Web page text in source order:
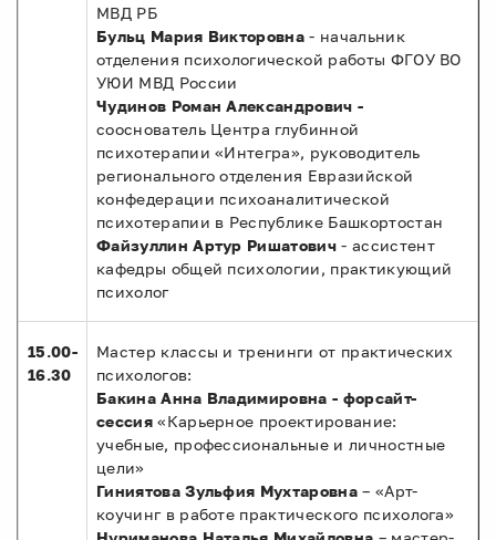
МВД РБ
Бульц Мария Викторовна - начальник
отделения психологической работы ФГОУ ВО
УЮИ МВД России
Чудинов Роман Александрович -
сооснователь Центра глубинной
психотерапии «Интегра», руководитель
регионального отделения Евразийской
конфедерации психоаналитической
психотерапии в Республике Башкортостан
Файзуллин Артур Ришатович - ассистент
кафедры общей психологии, практикующий
психолог
15.00-
16.30
Мастер классы и тренинги от практических
психологов:
Бакина Анна Владимировна- форсайт-
сессия«Карьерное проектирование:
учебные, профессиональные и личностные
цели»
Гиниятова Зульфия Мухтаровна– «Арт-
коучинг в работе практического психолога»